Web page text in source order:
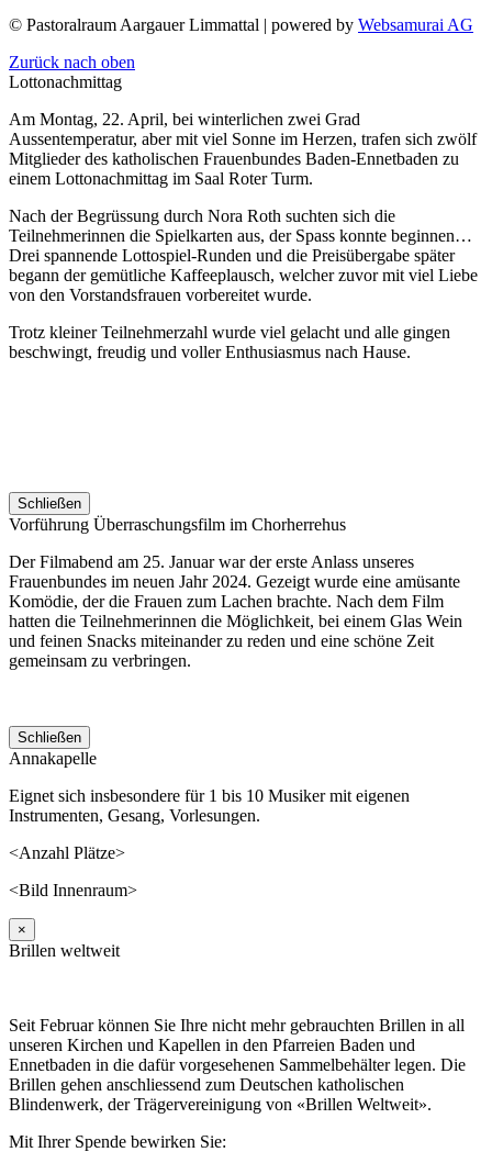
© Pastoralraum Aargauer Limmattal | powered by Websamurai AG
Zurück nach oben
Lottonachmittag
Am Montag, 22. April, bei winterlichen zwei Grad
Aussentemperatur, aber mit viel Sonne im Herzen, trafen sich zwölf
Mitglieder des katholischen Frauenbundes Baden-Ennetbaden zu
einem Lottonachmittag im Saal Roter Turm.
Nach der Begrüssung durch Nora Roth suchten sich die
Teilnehmerinnen die Spielkarten aus, der Spass konnte beginnen…
Drei spannende Lottospiel-Runden und die Preisübergabe später
begann der gemütliche Kaffeeplausch, welcher zuvor mit viel Liebe
von den Vorstandsfrauen vorbereitet wurde.
Trotz kleiner Teilnehmerzahl wurde viel gelacht und alle gingen
beschwingt, freudig und voller Enthusiasmus nach Hause.
Schließen
Vorführung Überraschungsfilm im Chorherrehus
Der Filmabend am 25. Januar war der erste Anlass unseres
Frauenbundes im neuen Jahr 2024. Gezeigt wurde eine amüsante
Komödie, der die Frauen zum Lachen brachte. Nach dem Film
hatten die Teilnehmerinnen die Möglichkeit, bei einem Glas Wein
und feinen Snacks miteinander zu reden und eine schöne Zeit
gemeinsam zu verbringen.
Schließen
Annakapelle
Eignet sich insbesondere für 1 bis 10 Musiker mit eigenen
Instrumenten, Gesang, Vorlesungen.
<Anzahl Plätze>
<Bild Innenraum>
×
Brillen weltweit
Seit Februar können Sie Ihre nicht mehr gebrauchten Brillen in all
unseren Kirchen und Kapellen in den Pfarreien Baden und
Ennetbaden in die dafür vorgesehenen Sammelbehälter legen. Die
Brillen gehen anschliessend zum Deutschen katholischen
Blindenwerk, der Trägervereinigung von «Brillen Weltweit».
Mit Ihrer Spende bewirken Sie: